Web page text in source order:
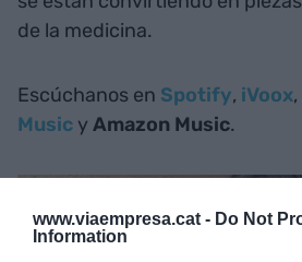
www.viaempresa.cat - Do Not
Information
de la medicina.
Escúchanos en Spotify, iVoox,
Music y Amazon Music.